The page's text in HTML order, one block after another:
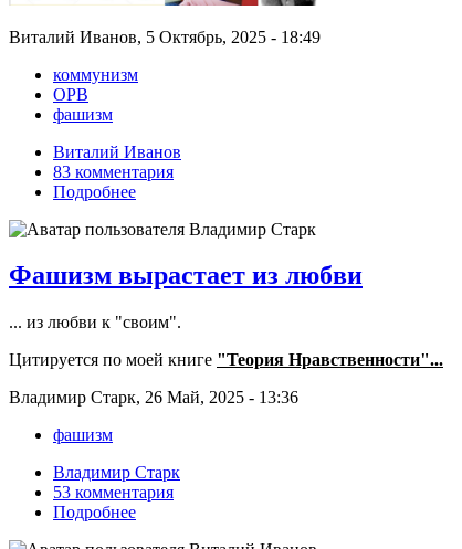
Виталий Иванов, 5 Октябрь, 2025 - 18:49
коммунизм
ОРВ
фашизм
Виталий Иванов
83 комментария
Подробнее
Фашизм вырастает из любви
... из любви к "своим".
Цитируется по моей книге "Теория Нравственности"...
Владимир Старк, 26 Май, 2025 - 13:36
фашизм
Владимир Старк
53 комментария
Подробнее